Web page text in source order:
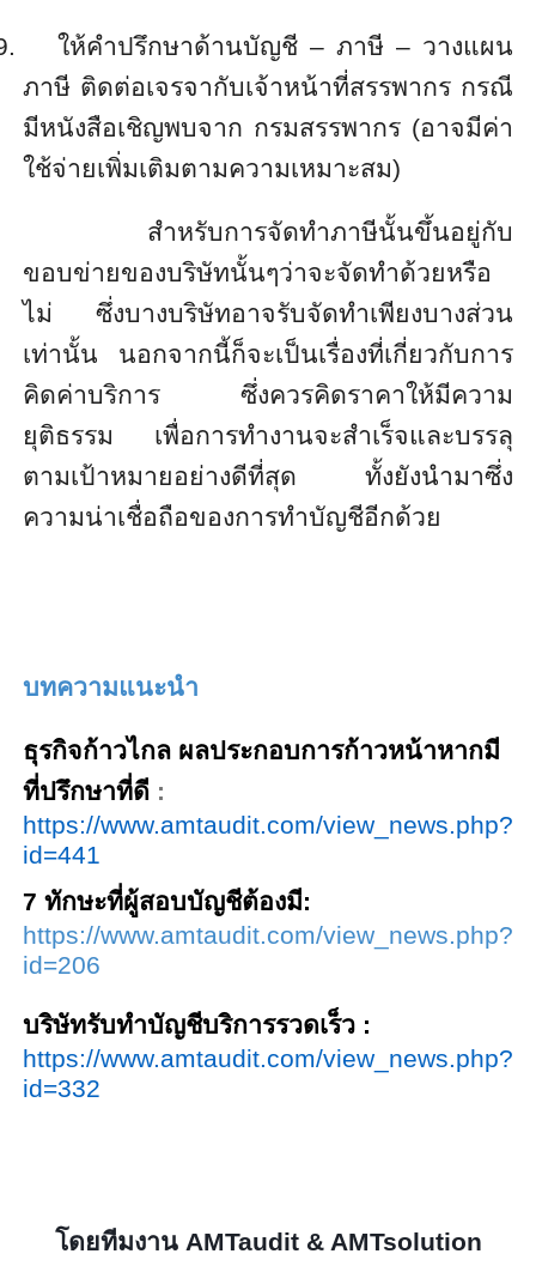
ให้คำปรึกษาด้านบัญชี–ภาษี– วางแผน
ภาษี ติดต่อเจรจากับเจ้าหน้าที่สรรพากร กรณี
มีหนังสือเชิญพบจาก กรมสรรพากร (อาจมีค่า
ใช้จ่ายเพิ่มเติมตามความเหมาะสม)
สำหรับการจัดทำภาษีนั้นขึ้นอยู่กับ
ขอบข่ายของบริษัทนั้นๆว่าจะจัดทำด้วยหรือ
ไม่ ซึ่งบางบริษัทอาจรับจัดทำเพียงบางส่วน
เท่านั้น นอกจากนี้ก็จะเป็นเรื่องที่เกี่ยวกับการ
คิดค่าบริการ ซึ่งควรคิดราคาให้มีความ
ยุติธรรม เพื่อการทำงานจะสำเร็จและบรรลุ
ตามเป้าหมายอย่างดีที่สุด ทั้งยังนำมาซึ่ง
ความน่าเชื่อถือของการทำบัญชีอีกด้วย
บทความแนะนำ
ธุรกิจก้าวไกล ผลประกอบการก้าวหน้าหากมี
ที่ปรึกษาที่ดี :
https://www.amtaudit.com/view_news.php?
id=441
7 ทักษะที่ผู้สอบบัญชีต้องมี:
https://www.amtaudit.com/view_news.php?
id=206
บริษัทรับทำบัญชีบริการรวดเร็ว :
https://www.amtaudit.com/view_news.php?
id=332
โดยทีมงานAMTaudit & AMTsolution